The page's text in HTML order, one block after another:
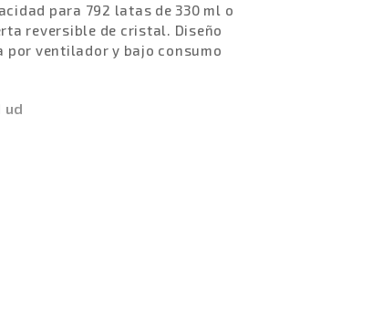
para 792 latas de 330 ml o
reversible de cristal. Diseño
por ventilador y bajo consumo
ud